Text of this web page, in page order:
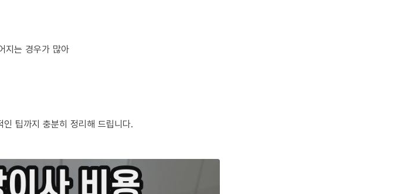
는 경우가 많아
팁까지 충분히 정리해 드립니다.